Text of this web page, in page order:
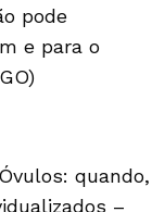
pode
e para o
quando,
–